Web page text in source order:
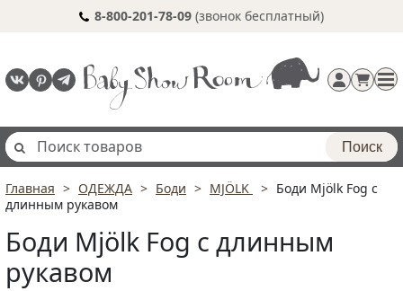
8-800-201-78-09 (звонок бесплатный)
Регистрация
Поиск
Главная ОДЕЖДА Боди MJÖLK
Боди Mjölk Fog с
длинным рукавом
Боди Mjölk Fog с длинным
рукавом